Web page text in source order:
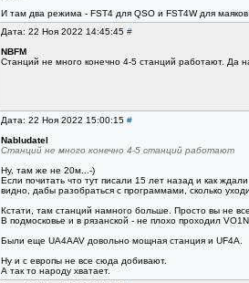
И там два режима - FST4 для QSO и FST4W для
Дата: 22 Ноя 2022 14:45:45 #
NBFM
Станций не много конечно 4-5 станций работают. Да
Дата: 22 Ноя 2022 15:00:15 #
Nabludatel
Станций не много конечно 4-5 станций работают
Ну, там же не 20м...-)
Если почитать что тут писали 15 лет назад и как
видно, дабы разобраться с программами, сколько
Кстати, там станций намного больше. Просто вы не
В подмосковье и в рязанской - не плохо проходил
Были еще UA4AAV довольно мощная станция и UF4A.
Ну и с европы не все сюда добивают.
А так то народу хватает.